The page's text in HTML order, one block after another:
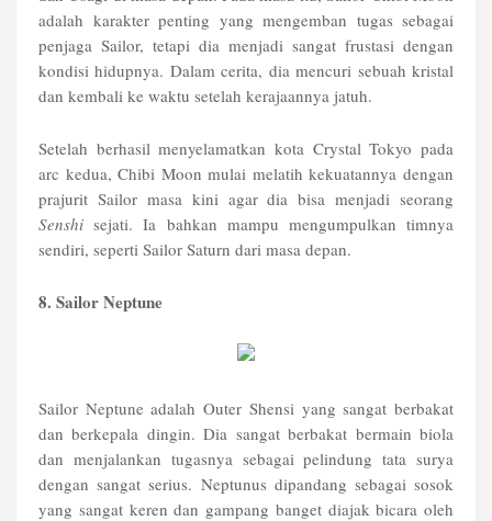
adalah karakter penting yang mengemban tugas sebagai
penjaga Sailor, tetapi dia menjadi sangat frustasi dengan
kondisi hidupnya. Dalam cerita, dia mencuri sebuah kristal
dan kembali ke waktu setelah kerajaannya jatuh.
Setelah berhasil menyelamatkan kota Crystal Tokyo pada
arc kedua, Chibi Moon mulai melatih kekuatannya dengan
prajurit Sailor masa kini agar dia bisa menjadi seorang
Senshi sejati. Ia bahkan mampu mengumpulkan timnya
sendiri, seperti Sailor Saturn dari masa depan.
8. Sailor Neptune
Sailor Neptune adalah Outer Shensi yang sangat berbakat
dan berkepala dingin. Dia sangat berbakat bermain biola
dan menjalankan tugasnya sebagai pelindung tata surya
dengan sangat serius. Neptunus dipandang sebagai sosok
yang sangat keren dan gampang banget diajak bicara oleh